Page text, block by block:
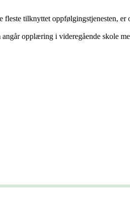
fleste tilknyttet oppfølgingstjenesten, er
opplæring i videregående skole